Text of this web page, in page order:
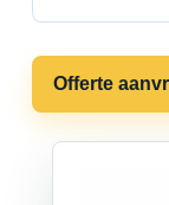
Offerte